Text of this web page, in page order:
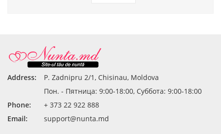
Address:
P. Zadnipru 2/1, Chisinau, Moldova
Пон. - Пятница: 9:00-18:00, Суббота: 9:00-18:00
Phone:
+ 373 22 922 888
Email:
support@nunta.md